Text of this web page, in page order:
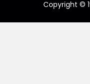
Copyright ©